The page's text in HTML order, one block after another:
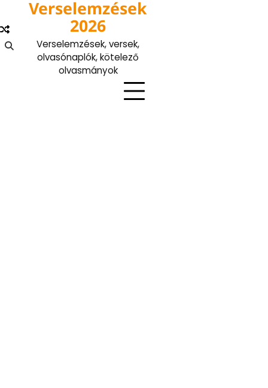
content
Verselemzések
2026
Verselemzések, versek,
olvasónaplók, kötelező
olvasmányok